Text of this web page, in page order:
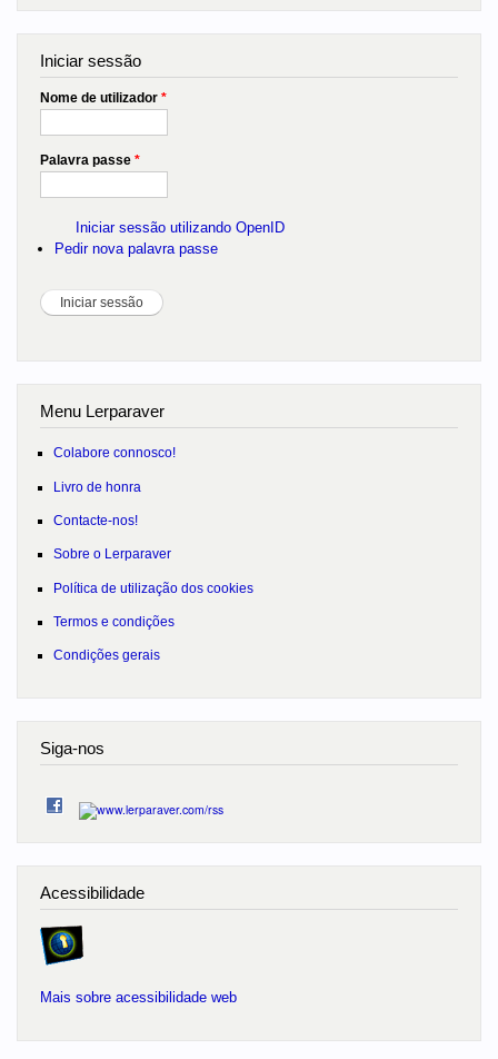
Iniciar sessão
Nome de utilizador *
Palavra passe *
Iniciar sessão utilizando OpenID
Pedir nova palavra passe
Menu Lerparaver
Colabore connosco!
Livro de honra
Contacte-nos!
Sobre o Lerparaver
Política de utilização dos cookies
Termos e condições
Condições gerais
Siga-nos
Acessibilidade
Mais sobre acessibilidade web